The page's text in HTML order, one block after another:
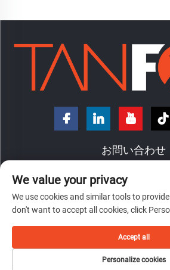
お問い合わせ
中国広東省仏山市禅城区南庄鎮洪徳路7
+86-18098194312
We value your privacy
We use cookies and similar tools to
don't want to accept all cookies, click
Personalize cookies
Accept all